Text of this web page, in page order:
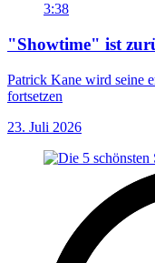
3:38
"Showtime" ist
Patrick Kane wird seine
fortsetzen
23. Juli 2026